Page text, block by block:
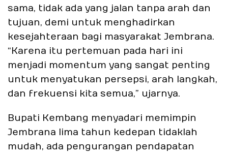
sama, tidak ada yang jalan tanpa arah dan
tujuan, demi untuk menghadirkan
kesejahteraan bagi masyarakat Jembrana.
“Karena itu pertemuan pada hari ini
menjadi momentum yang sangat penting
untuk menyatukan persepsi, arah langkah,
dan frekuensi kita semua,” ujarnya.
Bupati Kembang menyadari memimpin
Jembrana lima tahun kedepan tidaklah
mudah, ada pengurangan pendapatan